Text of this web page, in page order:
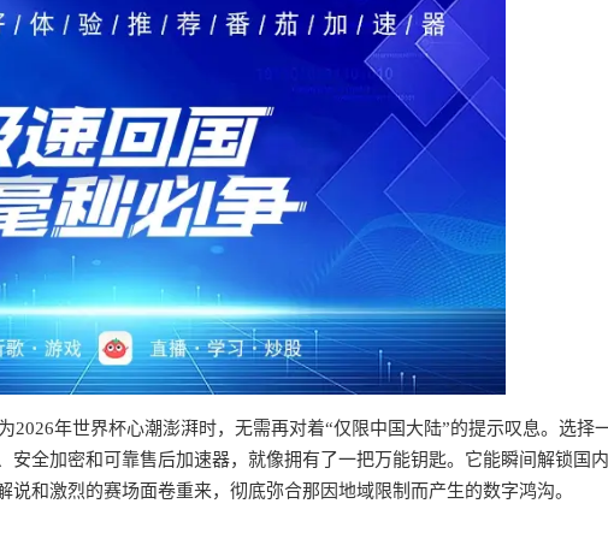
2026年世界杯心潮澎湃时，无需再对着“仅限中国大陆”的提示叹息。选择
全加密和可靠售后加速器，就像拥有了一把万能钥匙。它能瞬间解锁国
和激烈的赛场面卷重来，彻底弥合那因地域限制而产生的数字鸿沟。